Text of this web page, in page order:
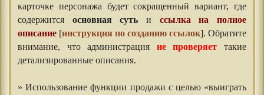
карточке персонажа будет сокращенный вариант, где
содержится основная суть и ссылка на полное
описание [инструкция по созданию ссылок]. Обратите
внимание, что администрация не проверяет такие
детализированные описания.
» Использование функции продажи с целью «выиграть